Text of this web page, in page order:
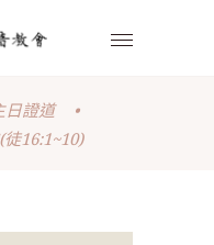
日證道
•
16:1~10)